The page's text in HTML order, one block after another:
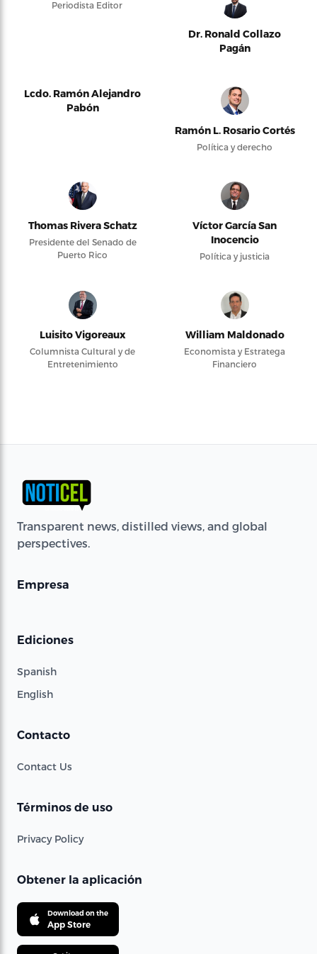
Periodista Editor
Dr. Ronald Collazo
Pagán
Lcdo. Ramón Alejandro
Pabón
Ramón L. Rosario Cortés
Política y derecho
Thomas Rivera Schatz
Presidente del Senado de
Puerto Rico
Víctor García San
Inocencio
Política y justicia
Luisito Vigoreaux
Columnista Cultural y de
Entretenimiento
William Maldonado
Economista y Estratega
Financiero
Transparent news, distilled views, and global
perspectives.
Empresa
Ediciones
Spanish
English
Contacto
Contact Us
Términos de uso
Privacy Policy
Obtener la aplicación
Download on the
App Store